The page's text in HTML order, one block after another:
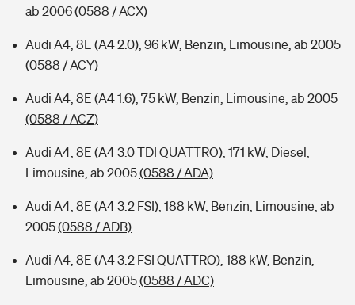
ab 2006(0588 / ACX)
Audi A4, 8E (A4 2.0), 96 kW, Benzin, Limousine, ab 2005
(0588 / ACY)
Audi A4, 8E (A4 1.6), 75 kW, Benzin, Limousine, ab 2005
(0588 / ACZ)
Audi A4, 8E (A4 3.0 TDI QUATTRO), 171 kW, Diesel,
Limousine, ab 2005(0588 / ADA)
Audi A4, 8E (A4 3.2 FSI), 188 kW, Benzin, Limousine, ab
2005(0588 / ADB)
Audi A4, 8E (A4 3.2 FSI QUATTRO), 188 kW, Benzin,
Limousine, ab 2005(0588 / ADC)